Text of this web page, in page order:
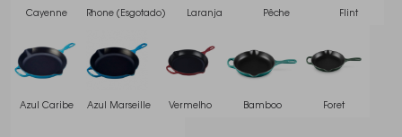
Cayenne Rhone (Esgotado) Laranja Pêche Flint
Azul Caribe Azul Marseille Vermelho Bamboo Foret